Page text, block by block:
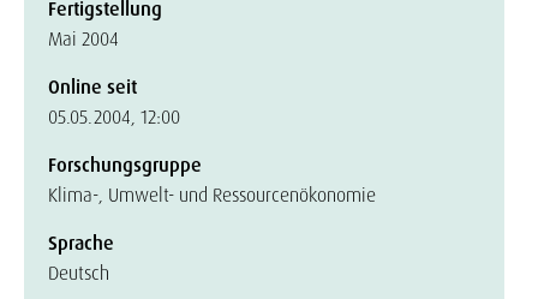
Fertigstellung
Mai 2004
Online seit
05.05.2004, 12:00
Forschungsgruppe
Klima-, Umwelt- und Ressourcenökonomie
Sprache
Deutsch